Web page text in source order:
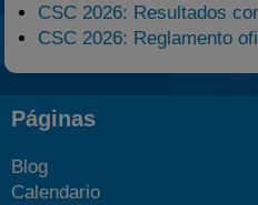
CSC 2026: Resultados
CSC 2026: Reglamento
Páginas
Blog
Calendario